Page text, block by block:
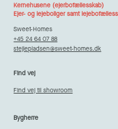
Kernehusene (ejerbofællesskab)
Ejer- og lejeboliger samt
Sweet-Homes
+45 24 64 07 88
stejlepladsen@sweet-homes.dk
Find vej
Find vej til showroom
Bygherre